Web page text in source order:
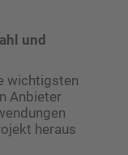
und
wichtigsten
Anbieter
heraus